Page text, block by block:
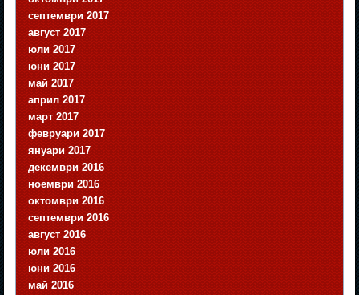
септември 2017
август 2017
юли 2017
юни 2017
май 2017
април 2017
март 2017
февруари 2017
януари 2017
декември 2016
ноември 2016
октомври 2016
септември 2016
август 2016
юли 2016
юни 2016
май 2016